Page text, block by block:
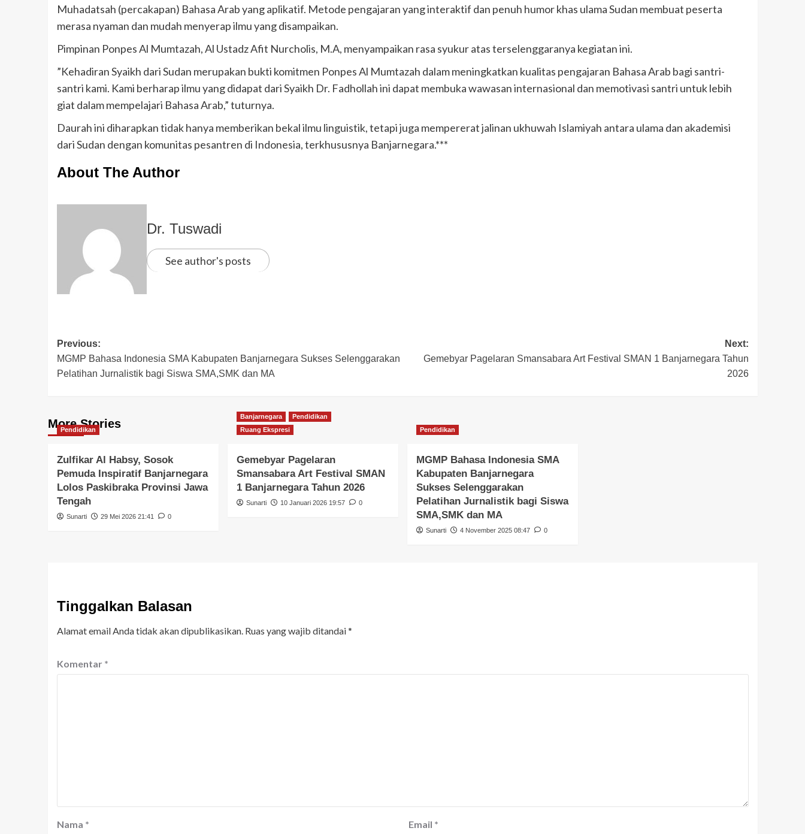
Muhadatsah (percakapan) Bahasa Arab yang aplikatif. Metode pengajaran yang interaktif dan penuh humor khas ulama Sudan membuat peserta
merasa nyaman dan mudah menyerap ilmu yang disampaikan.
​Pimpinan Ponpes Al Mumtazah, Al Ustadz Afit Nurcholis, M.A, menyampaikan rasa syukur atas terselenggaranya kegiatan ini.
​”Kehadiran Syaikh dari Sudan merupakan bukti komitmen Ponpes Al Mumtazah dalam meningkatkan kualitas pengajaran Bahasa Arab bagi santri-
santri kami. Kami berharap ilmu yang didapat dari Syaikh Dr. Fadhollah ini dapat membuka wawasan internasional dan memotivasi santri untuk lebih
giat dalam mempelajari Bahasa Arab,” tuturnya.
​Daurah ini diharapkan tidak hanya memberikan bekal ilmu linguistik, tetapi juga mempererat jalinan ukhuwah Islamiyah antara ulama dan akademisi
dari Sudan dengan komunitas pesantren di Indonesia, terkhususnya Banjarnegara.***
About The Author
Dr. Tuswadi
See author's posts
Previous:
MGMP Bahasa Indonesia SMA Kabupaten Banjarnegara Sukses Selenggarakan
Pelatihan Jurnalistik bagi Siswa SMA,SMK dan MA
Next:
Gemebyar Pagelaran Smansabara Art Festival SMAN 1 Banjarnegara Tahun
2026
More Stories
Pendidikan
Zulfikar Al Habsy, Sosok
Pemuda Inspiratif Banjarnegara
Lolos Paskibraka Provinsi Jawa
Tengah
Sunarti 29 Mei 2026 21:41 0
Banjarnegara
Pendidikan
Ruang Ekspresi
Gemebyar Pagelaran
Smansabara Art Festival SMAN
1 Banjarnegara Tahun 2026
Sunarti 10 Januari 2026 19:57 0
Pendidikan
MGMP Bahasa Indonesia SMA
Kabupaten Banjarnegara
Sukses Selenggarakan
Pelatihan Jurnalistik bagi Siswa
SMA,SMK dan MA
Sunarti 4 November 2025 08:47 0
Tinggalkan Balasan
Alamat email Anda tidak akan dipublikasikan. Ruas yang wajib ditandai*
Komentar *
Nama * Email *